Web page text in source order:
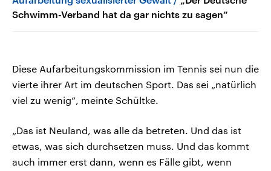
Schwimm-Verband hat da gar nichts zu sagen“
Diese Aufarbeitungskommission im Tennis sei nun die
vierte ihrer Art im deutschen Sport. Das sei „natürlich
viel zu wenig“, meinte Schültke.
„Das ist Neuland, was alle da betreten. Und das ist
etwas, was sich durchsetzen muss. Und das kommt
auch immer erst dann, wenn es Fälle gibt, wenn